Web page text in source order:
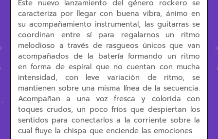
Este nuevo lanzamiento del género rockero se
caracteriza por llegar con buena vibra, ánimo en
su acompañamiento instrumental, las guitarras se
coordinan entre sí para regalarnos un ritmo
melodioso a través de rasgueos únicos que van
acompañados de la batería formando un ritmo
en forma de espiral que no cuentan con mucha
intensidad, con leve variación de ritmo, se
mantienen sobre una misma línea de la secuencia.
Acompañan a una voz fresca y colorida con
toques crudos, un poco fríos que despiertan los
sentidos para conectarlos a la corriente sobre la
cual fluye la chispa que enciende las emociones.